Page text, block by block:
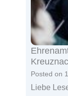
Posted on
Liebe